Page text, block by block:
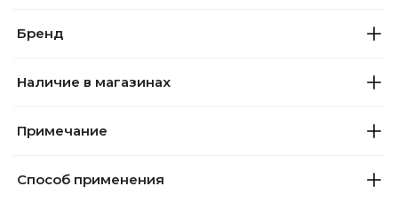
Бренд
Наличие в магазинах
Примечание
Способ применения